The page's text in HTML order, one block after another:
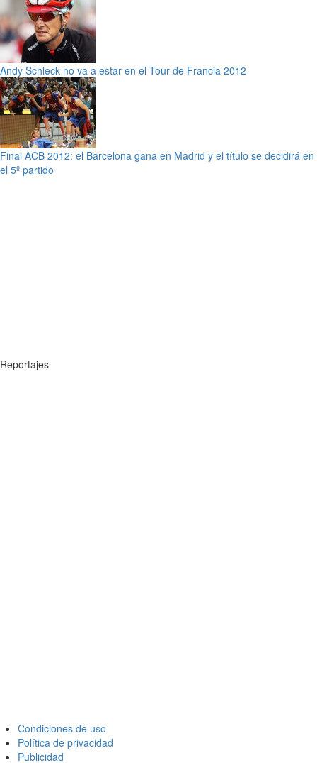
Andy Schleck no va a estar en el Tour de Francia 2012
Final ACB 2012: el Barcelona gana en Madrid y el título se decidirá en
el 5º partido
Reportajes
Condiciones de uso
Política de privacidad
Publicidad